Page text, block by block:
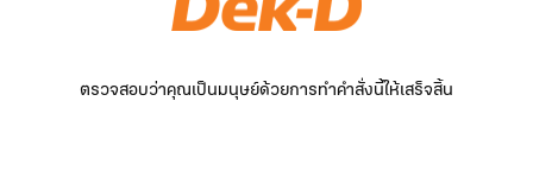
ตรวจสอบว่าคุณเป็นมนุษย์ด้วยการทำคำสั่งนี้ให้เสร็จสิ้น